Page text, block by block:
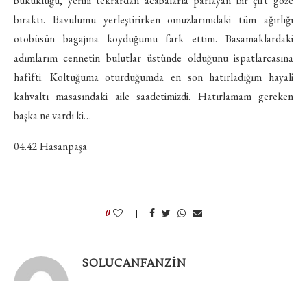
bıraktı. Bavulumu yerleştirirken omuzlarımdaki tüm ağırlığı
otobüsün bagajına koyduğumu fark ettim. Basamaklardaki
adımlarım cennetin bulutlar üstünde olduğunu ispatlarcasına
hafifti. Koltuğuma oturduğumda en son hatırladığım hayali
kahvaltı masasındaki aile saadetimizdi. Hatırlamam gereken
başka ne vardı ki…
04.42 Hasanpaşa
0
SOLUCANFANZIN